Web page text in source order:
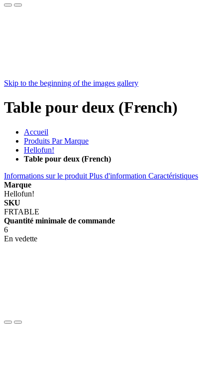
Skip to the beginning of the images gallery
Table pour deux (French)
Accueil
Produits Par Marque
Hellofun!
Table pour deux (French)
Informations sur le produit Plus d'information Caractéristiques
Marque
Hellofun!
SKU
FRTABLE
Quantité minimale de commande
6
En vedette